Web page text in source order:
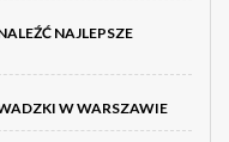
NAJLEPSZE
W WARSZAWIE